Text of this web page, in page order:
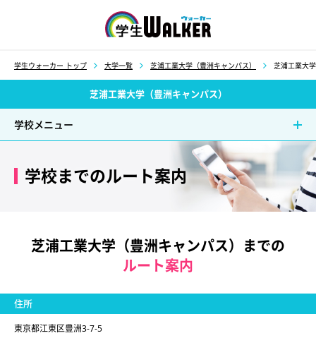
学生ウォーカー トップ 大学一覧 芝浦工業大学（豊洲キャンパス） 芝浦工業大
芝浦工業大学（豊洲キャンパス）
学校メニュー
学校までのルート案内
芝浦工業大学（豊洲キャンパス）までの
ルート案内
住所
東京都江東区豊洲3-7-5